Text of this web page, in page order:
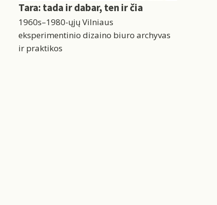
Tara: tada ir dabar, ten ir čia
1960s–1980-ųjų Vilniaus
eksperimentinio dizaino biuro archyvas
ir praktikos